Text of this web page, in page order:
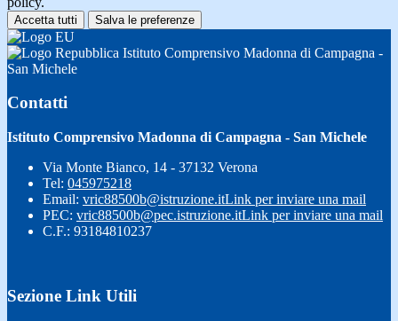
Accetta tutti Salva le preferenze
Istituto Comprensivo Madonna di Campagna -
San Michele
Contatti
Istituto Comprensivo Madonna di Campagna - San Michele
Via Monte Bianco, 14 - 37132 Verona
Tel: 045975218
Email: vric88500b@istruzione.itLink per inviare una mail
PEC: vric88500b@pec.istruzione.itLink per inviare una mail
C.F.: 93184810237
Sezione Link Utili